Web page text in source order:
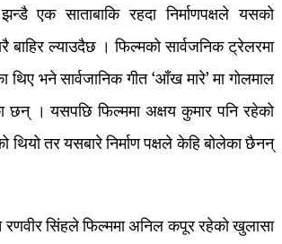
एक साताबाकि रहदा निर्माणपक्षले यसको
बाहिर ल्याउदैछ । फिल्मको सार्वजनिक ट्रेलरमा
भने सार्वजानिक गीत ‘आँख मारे’ मा गोलमाल
छन् । यसपछि फिल्ममा अक्षय कुमार पनि रहेको
थियो तर यसबारे निर्माण पक्षले केहि बोलेका छैनन्
रणवीर सिंहले फिल्ममा अनिल कपूर रहेको खुलासा